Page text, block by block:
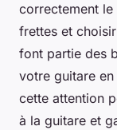
correctement
frettes et
font partie des
votre guitare
cette attention
à la guitare et